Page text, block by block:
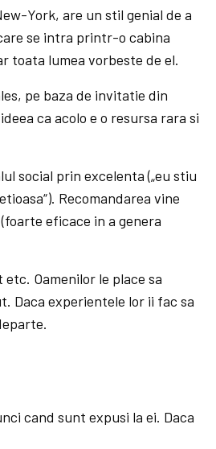
York, are un stil genial de a
se intra printr-o cabina
toata lumea vorbeste de el.
pe baza de invitatie din
ca acolo e o resursa rara si
social prin excelenta („eu stiu
Recomandarea vine
eficace in a genera
Oamenilor le place sa
Daca experientele lor ii fac sa
cand sunt expusi la ei. Daca